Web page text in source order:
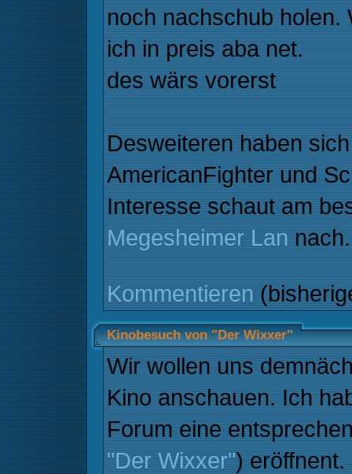
noch nachschub holen.
ich in preis aba net.
des wärs vorerst
Desweiteren haben
AmericanFighter und
Interesse schaut am
Megesheimer Lan nach.
Kommentieren
Kinobesuch von "Der Wixxer"
Wir wollen uns
Kino anschauen. Ich
Forum eine
"Der Wixxer")